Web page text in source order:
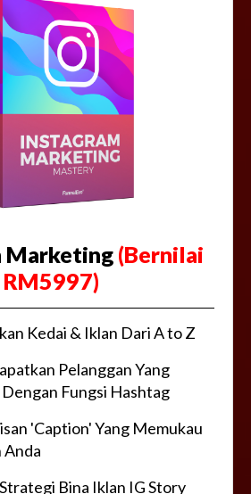
Marketing (Bernilai
RM5997)
Kedai & Iklan Dari A to Z
Pelanggan Yang
Fungsi Hashtag
'Caption' Yang Memukau
Anda
Bina Iklan IG Story